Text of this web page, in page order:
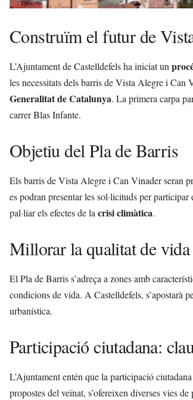
Construïm el futur de
L’Ajuntament de Castelldefels ha iniciat un
les necessitats dels barris de Vista Alegre i
Generalitat de Catalunya. La primera carpa
carrer Blas Infante.
Objetiu del Pla de Barris
Els barris de Vista Alegre i Can Vinader seran
es podran presentar les sol·licituds per participar
pal·liar els efectes de lacrisi climàtica.
Millorar la qualitat de
El Pla de Barris s’adreça a zones amb
condicions de vida. A Castelldefels, s’apostarà
urbanística.
Participació ciutadana:
L’Ajuntament entén que la participació
propostes del veïnat, s’ofereixen diverses vies